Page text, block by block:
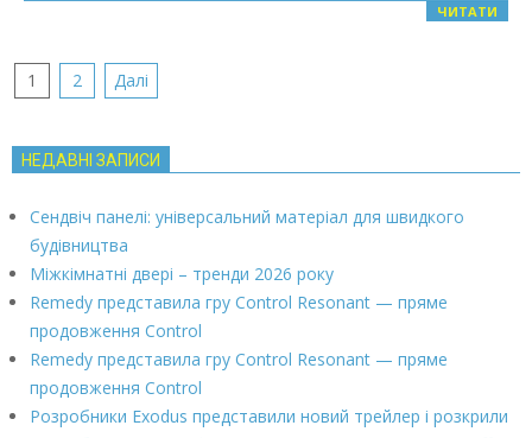
ЧИТАТИ
Пагінація
1 2 Далі
НЕДАВНІ ЗАПИСИ
Сендвіч панелі: універсальний матеріал для швидкого
будівництва
Міжкімнатні двері – тренди 2026 року
Remedy представила гру Control Resonant — пряме
продовження Control
Remedy представила гру Control Resonant — пряме
продовження Control
Розробники Exodus представили новий трейлер і розкрили